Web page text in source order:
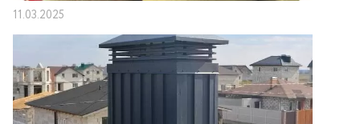
11.03.2025